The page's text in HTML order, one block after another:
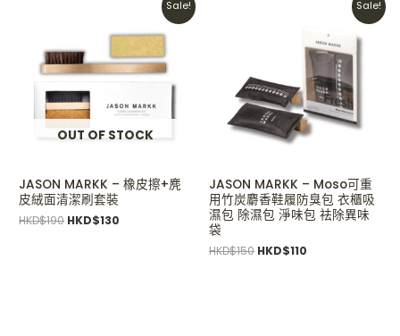
Sale!
OUT OF STOCK
JASON MARKK – 橡皮擦+麂
皮絨面清潔刷套裝
HKD$190 HKD$130
HKD$130.
Sale!
JASON MARKK – Moso可重
用竹炭麝香鞋履防臭包 衣櫃吸
濕包 除濕包 淨味包 祛除異味
袋
HKD$150
HKD$150.
HKD$110
HKD$110.